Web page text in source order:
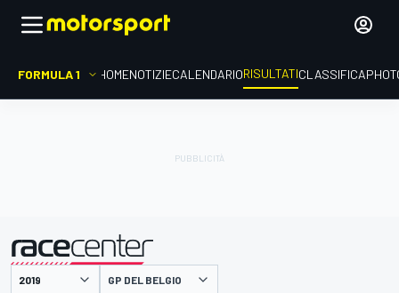
FORMULA 1 HOMENOTIZIECALENDARIORISULTATICLASSIFICA
presentato da GP DEL BELGIO